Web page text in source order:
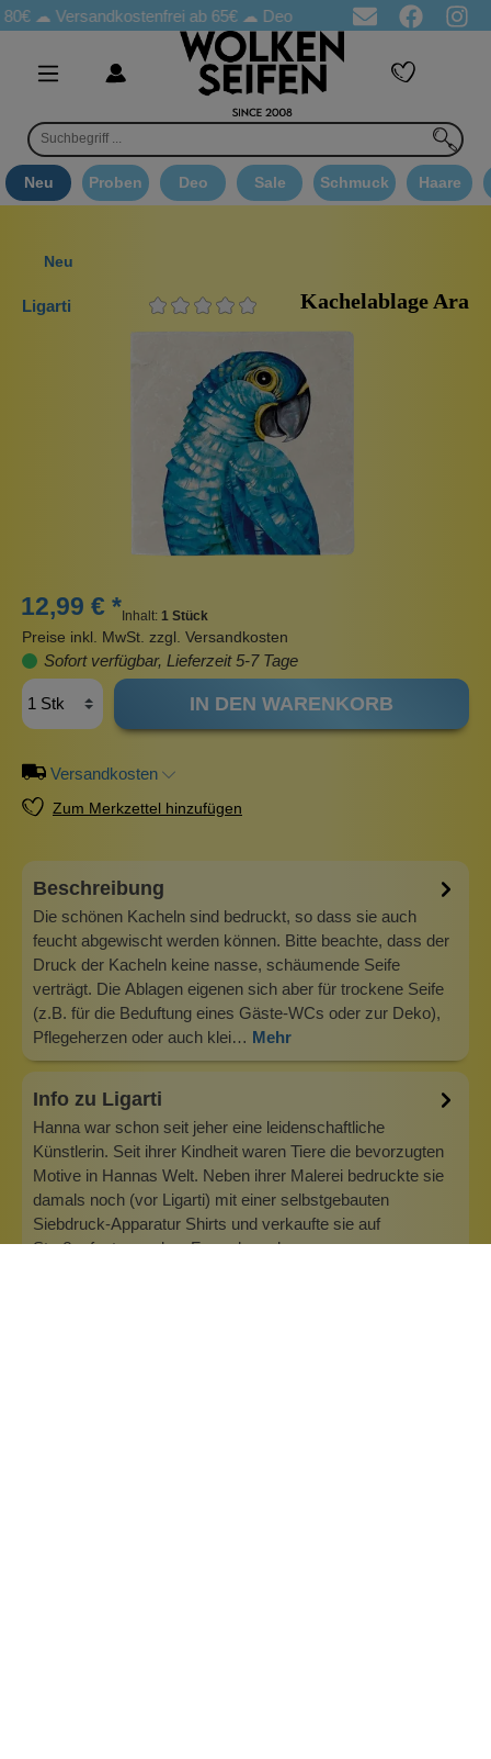
Versandkostenfrei ab 65€☁ Deo Proben in jeder Bestellung
Neu Proben Deo Sale Schmuck Haare
Neu
Ligarti Kachelablage Ara
12,99 € *Inhalt: 1 Stück
Preise inkl. MwSt. zzgl. Versandkosten
Sofort verfügbar, Lieferzeit 5-7 Tage
IN DEN WARENKORB
Versandkosten
Zum Merkzettel hinzufügen
Beschreibung
Die schönen Kacheln sind bedruckt, so dass sie auch
feucht abgewischt werden können. Bitte beachte, dass der
Druck der Kacheln keine nasse, schäumende Seife
verträgt. Die Ablagen eigenen sich aber für trockene Seife
(z.B. für die Beduftung eines Gäste-WCs oder zur Deko),
Pflegeherzen oder auch klei… Mehr
Info zu Ligarti
Hanna war schon seit jeher eine leidenschaftliche
Künstlerin. Seit ihrer Kindheit waren Tiere die bevorzugten
Motive in Hannas Welt. Neben ihrer Malerei bedruckte sie
damals noch (vor Ligarti) mit einer selbstgebauten
Siebdruck-Apparatur Shirts und verkaufte sie auf
Straßenfesten und an Freunde und…